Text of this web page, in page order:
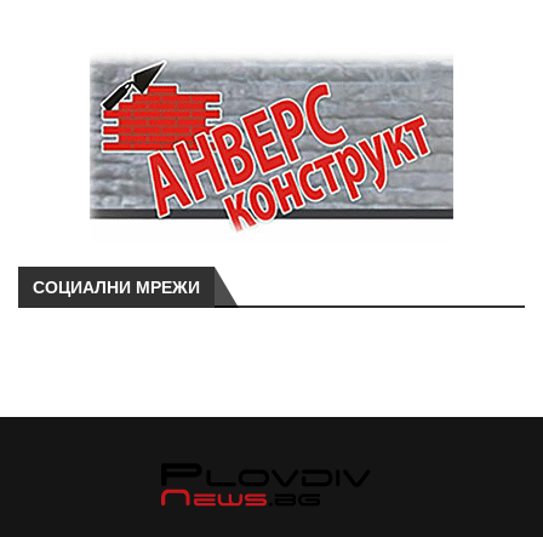
СОЦИАЛНИ МРЕЖИ